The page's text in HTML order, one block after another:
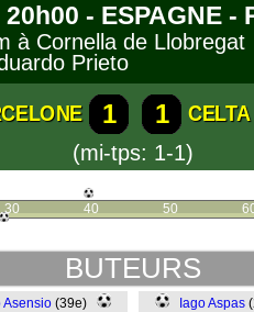
- ESPAGNE
à Cornella de
Prieto
1 1
(mi-tps: 1-1)
30 40 50
BUTEURS
Asensio (39e) Iago Aspas